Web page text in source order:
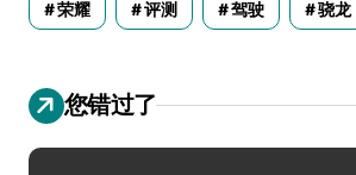
荣耀 评测 驾驶 骁龙
您错过了